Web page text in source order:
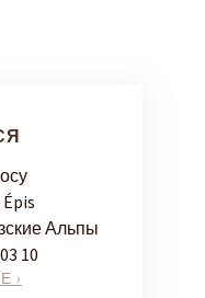
Альпы
10
›